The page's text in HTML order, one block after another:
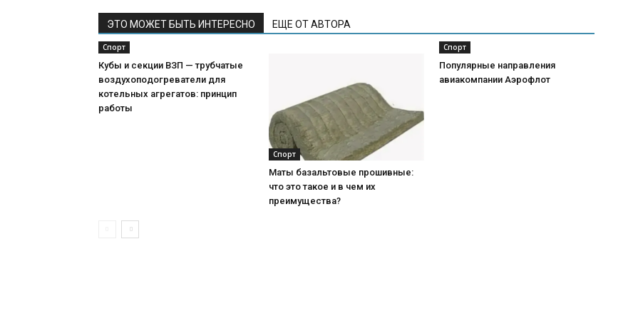
ЭТО МОЖЕТ БЫТЬ ИНТЕРЕСНО ЕЩЕ ОТ АВТОРА
Спорт
Кубы и секции ВЗП — трубчатые
воздухоподогреватели для
котельных агрегатов: принцип
работы
Спорт
Маты базальтовые прошивные:
что это такое и в чем их
преимущества?
Спорт
Популярные направления
авиакомпании Аэрофлот